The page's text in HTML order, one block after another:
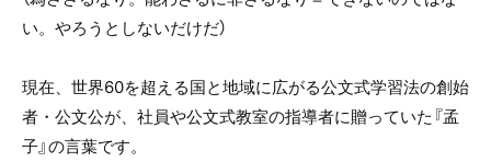
い。やろうとしないだけだ）
現在、世界60を超える国と地域に広がる公文式学習法の創始
者・公文公が、社員や公文式教室の指導者に贈っていた『孟
子』の言葉です。